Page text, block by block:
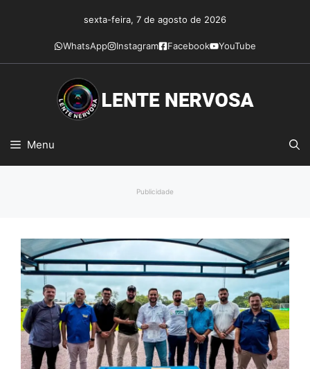
conteúdo
sexta-feira, 7 de agosto de 2026
WhatsApp Instagram Facebook YouTube
Menu
Publicidade